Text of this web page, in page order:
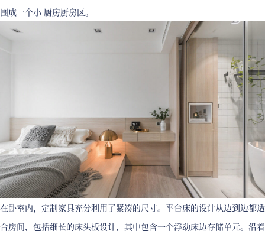
围成一个小 厨房厨房区。
在卧室内，定制家具充分利用了紧凑的尺寸。平台床的设计从边到边都适
合房间，包括细长的床头板设计，其中包含一个浮动床边存储单元。沿着